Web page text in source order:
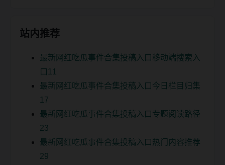
站内推荐
最新网红吃瓜事件合集投稿入口移动端搜索入
口11
最新网红吃瓜事件合集投稿入口今日栏目归集
17
最新网红吃瓜事件合集投稿入口专题阅读路径
23
最新网红吃瓜事件合集投稿入口热门内容推荐
29